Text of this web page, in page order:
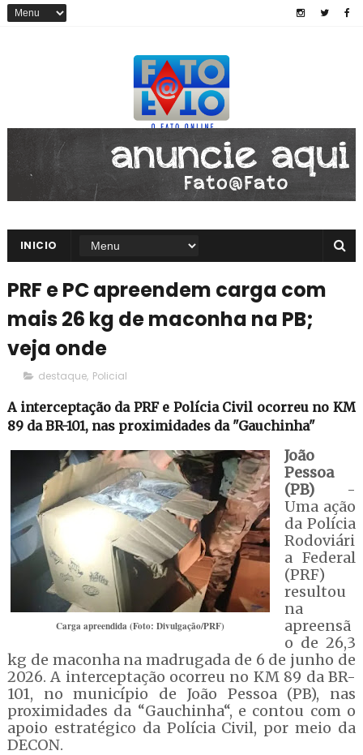
INICIO
PRF e PC apreendem carga com
mais 26 kg de maconha na PB;
veja onde
destaque, Policial
A interceptação da PRF e Polícia Civil ocorreu no KM
89 da BR-101, nas proximidades da "Gauchinha"
Carga apreendida (Foto: Divulgação/PRF)
João
Pessoa
(PB)-
Uma ação
da Polícia
Rodoviári
a Federal
(PRF)
resultou
na
apreensã
o de 26,3
kg de maconha na madrugada de 6 de junho de
2026. A interceptação ocorreu no KM 89 da BR-
101, no município de João Pessoa (PB), nas
proximidades da “Gauchinha“, e contou com o
apoio estratégico da Polícia Civil, por meio da
DECON.